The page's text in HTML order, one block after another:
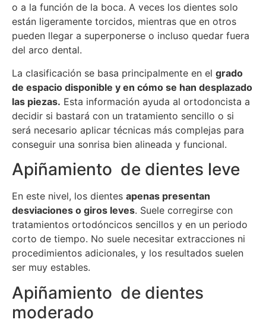
o a la función de la boca. A veces los dientes solo
están ligeramente torcidos, mientras que en otros
pueden llegar a superponerse o incluso quedar fuera
del arco dental.
La clasificación se basa principalmente en el grado
de espacio disponible y en cómo se han desplazado
las piezas. Esta información ayuda al ortodoncista a
decidir si bastará con un tratamiento sencillo o si
será necesario aplicar técnicas más complejas para
conseguir una sonrisa bien alineada y funcional.
Apiñamiento de dientes leve
En este nivel, los dientes apenas presentan
desviaciones o giros leves. Suele corregirse con
tratamientos ortodóncicos sencillos y en un periodo
corto de tiempo. No suele necesitar extracciones ni
procedimientos adicionales, y los resultados suelen
ser muy estables.
Apiñamiento de dientes
moderado